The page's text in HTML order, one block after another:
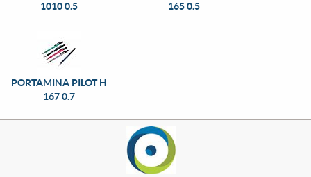
1010 0.5
165 0.5
PORTAMINA PILOT H
167 0.7